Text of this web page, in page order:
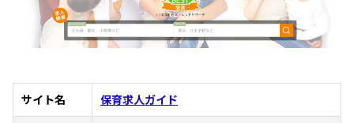
サイト名 保育求人ガイド